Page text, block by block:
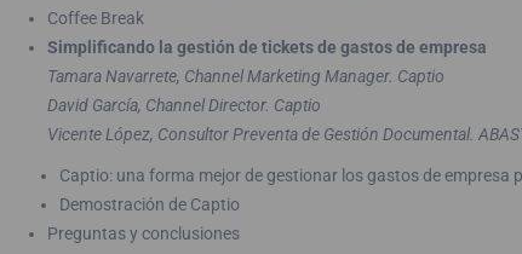
Coffee Break
Simplificando la gestión de tickets de gastos de empresa
Tamara Navarrete, Channel Marketing Manager. Captio
David García, Channel Director. Captio
Vicente López, Consultor Preventa de Gestión Documental.
Captio: una forma mejor de gestionar los gastos de
Demostración de Captio
Preguntas y conclusiones